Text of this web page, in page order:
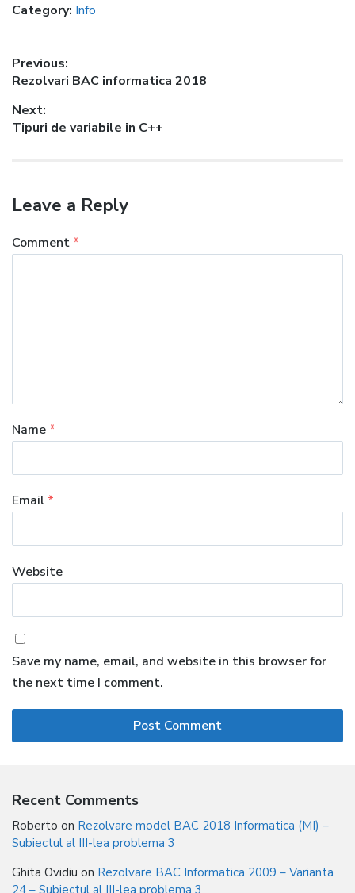
Category: Info
Post
navigation
Previous:
Previous
Rezolvari BAC informatica 2018
Next:
Next
Tipuri de variabile in C++
Leave a Reply
Comment *
Name *
Email *
Website
Save my name, email, and website in this browser for
the next time I comment.
Recent Comments
Roberto on Rezolvare model BAC 2018 Informatica (MI) –
Subiectul al III-lea problema 3
Ghita Ovidiu on Rezolvare BAC Informatica 2009 – Varianta
24 – Subiectul al III-lea problema 3